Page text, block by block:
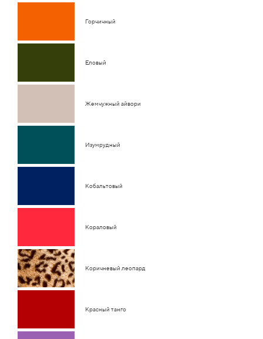
Горчичный
Еловый
Жемчужный айвори
Изумрудный
Кобальтовый
Кораловый
Коричневый леопард
Красный танго